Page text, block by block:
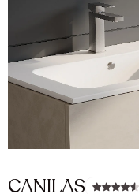
CANILAS